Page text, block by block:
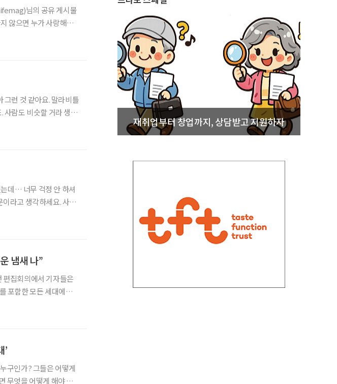
않으면 누가 사랑해주
그런 것 같아요. 말라비틀
사람도 비슷할 거라 생각
데… 너무 걱정 안 하셔
라고 생각하세요. 사람
냄새 나”
편집회의에서 기자들은
포함한 모든 세대에게
’
구인가? 그들은 어떻게
무엇을 어떻게 해야 하
재취업부터 창업까지, 상담받고 지원하자